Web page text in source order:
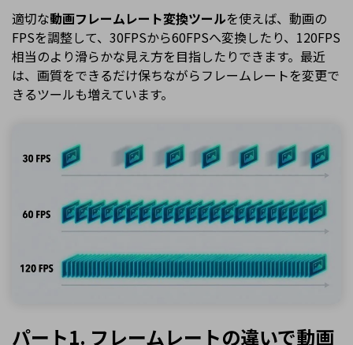
適切な動画フレームレート変換ツールを使えば、動画の
FPSを調整して、30FPSから60FPSへ変換したり、120FPS
相当のより滑らかな見え方を目指したりできます。最近
は、画質をできるだけ保ちながらフレームレートを変更で
きるツールも増えています。
パート1. フレームレートの違いで動画